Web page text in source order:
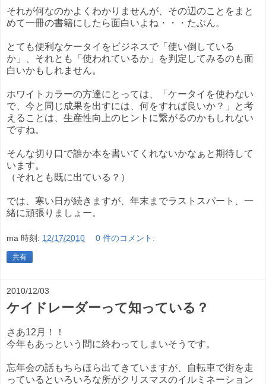
それが何なのかよくわかりませんが、その辺のことをまと
めて一冊の書籍にしたら面白いよね・・・たぶん。
とても便利なケータイをビジネスで「使い倒している
か」、それとも「使われているか」を判定してみるのも面
白いかもしれません。
ホワイトカラーの方達にとっては、「ケータイを使わない
で、今と同じ成果を出すには、何をすれば良いか？」と考
えることは、生産性向上のヒントに繋がるのかもしれない
ですね。
そんな切り口で誰か本を書いてくれないかなぁと期待して
います。
（それとも既に出ている？）
では、寒い日が続きますが、年末までラストスパート、一
緒に頑張りましょー。
ma 時刻: 12/17/2010 0 件のコメント:
共有
2010/12/03
ケイドレーダーって知っている？
さあ12月！！
今年もあっという間に終わってしまいそうです。
忘年会の話もちらほら出てきていますが、自転車で街を走
っているといろいろな所がクリスマスのイルミネーション